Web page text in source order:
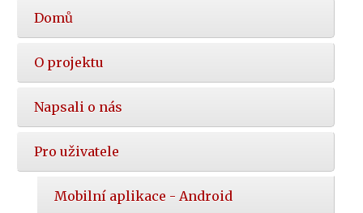
Hlavní
nabídka
Domů
O projektu
Napsali o nás
Pro uživatele
Mobilní aplikace - Android